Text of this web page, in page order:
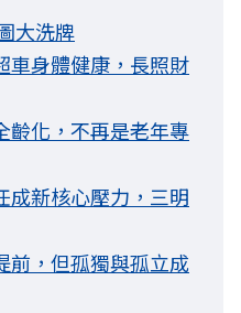
大洗牌
車身體健康，長照財
齡化，不再是老年專
成新核心壓力，三明
前，但孤獨與孤立成